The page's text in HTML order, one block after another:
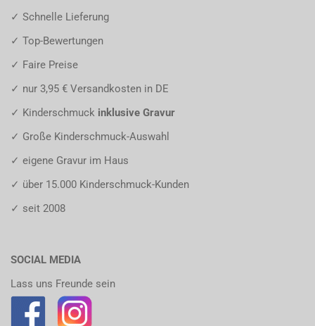
✓ Schnelle Lieferung
✓ Top-Bewertungen
✓ Faire Preise
✓ nur 3,95 € Versandkosten in DE
✓ Kinderschmuck inklusive Gravur
✓ Große Kinderschmuck-Auswahl
✓ eigene Gravur im Haus
✓ über 15.000 Kinderschmuck-Kunden
✓ seit 2008
SOCIAL MEDIA
Lass uns Freunde sein